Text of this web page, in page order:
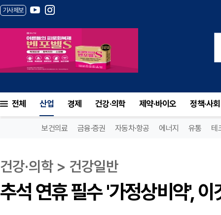
기사제보
전체 산업 경제 건강·의학 제약·바이오 정책·사회
보건의료 금융·증권 자동차·항공 에너지 유통 테
건강·의학 > 건강일반
추석 연휴 필수 '가정상비약',